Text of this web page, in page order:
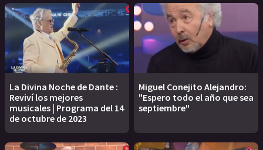
La Divina Noche de Dante :
Reviví los mejores
musicales | Programa del 14
de octubre de 2023
Miguel Conejito Alejandro:
"Espero todo el año que sea
septiembre"